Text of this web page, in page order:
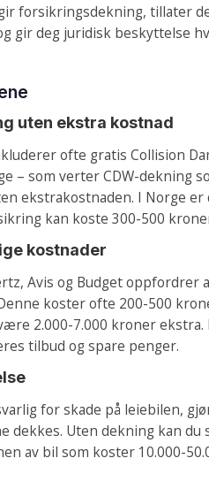
forsikringsdekning, tillater
gir deg juridisk beskyttelse
uten ekstra kostnad
ofte gratis Collision
– som verter CDW-dekning
ekstrakostnaden. I Norge
kan koste 300-500
kostnader
Avis og Budget oppfordrer
koster ofte 200-500
2.000-7.000 kroner
tilbud og spare penger.
for skade på leiebilen,
dekkes. Uten dekning kan du
av bil som koster 10.000-